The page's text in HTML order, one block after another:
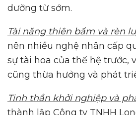
dưỡng từ sớm.
Tài năng thiên bẩm và rèn
nên nhiều nghệ nhân cấp
sự tài hoa của thế hệ trước,
cũng thừa hưởng và phát
Tinh thần khởi nghiệp và
thành lập Công ty TNHH